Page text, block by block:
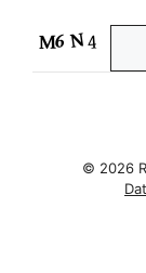
© 2026